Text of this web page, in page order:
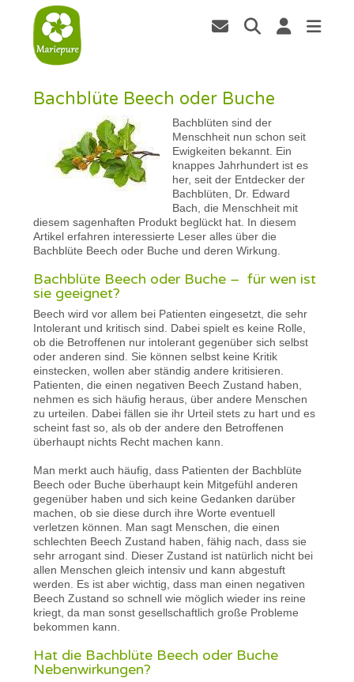
Bachblüte Beech oder Buche
Bachblüten sind der
Menschheit nun schon seit
Ewigkeiten bekannt. Ein
knappes Jahrhundert ist es
her, seit der Entdecker der
Bachblüten, Dr. Edward
Bach, die Menschheit mit
diesem sagenhaften Produkt beglückt hat. In diesem
Artikel erfahren interessierte Leser alles über die
Bachblüte Beech oder Buche und deren Wirkung.
Bachblüte Beech oder Buche – für wen ist
sie geeignet?
Beech wird vor allem bei Patienten eingesetzt, die sehr
Intolerant und kritisch sind. Dabei spielt es keine Rolle,
ob die Betroffenen nur intolerant gegenüber sich selbst
oder anderen sind. Sie können selbst keine Kritik
einstecken, wollen aber ständig andere kritisieren.
Patienten, die einen negativen Beech Zustand haben,
nehmen es sich häufig heraus, über andere Menschen
zu urteilen. Dabei fällen sie ihr Urteil stets zu hart und es
scheint fast so, als ob der andere den Betroffenen
überhaupt nichts Recht machen kann.
Man merkt auch häufig, dass Patienten der Bachblüte
Beech oder Buche überhaupt kein Mitgefühl anderen
gegenüber haben und sich keine Gedanken darüber
machen, ob sie diese durch ihre Worte eventuell
verletzen können. Man sagt Menschen, die einen
schlechten Beech Zustand haben, fähig nach, dass sie
sehr arrogant sind. Dieser Zustand ist natürlich nicht bei
allen Menschen gleich intensiv und kann abgestuft
werden. Es ist aber wichtig, dass man einen negativen
Beech Zustand so schnell wie möglich wieder ins reine
kriegt, da man sonst gesellschaftlich große Probleme
bekommen kann.
Hat die Bachblüte Beech oder Buche
Nebenwirkungen?